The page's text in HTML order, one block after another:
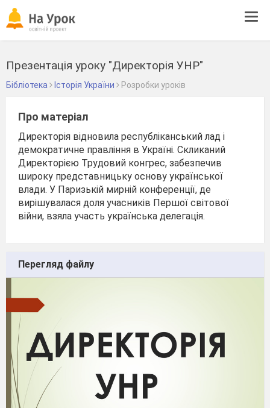
Презентація уроку "Директорія УНР"
Бібліотека Історія України Розробки уроків
Про матеріал
Директорія відновила республіканський лад і
демократичне правління в Україні. Скликаний
Директорією Трудовий конгрес, забезпечив
широку представницьку основу української
влади. У Паризькій мирній конференції, де
вирішувалася доля учасників Першої світової
війни, взяла участь українська делегація.
Перегляд файлу